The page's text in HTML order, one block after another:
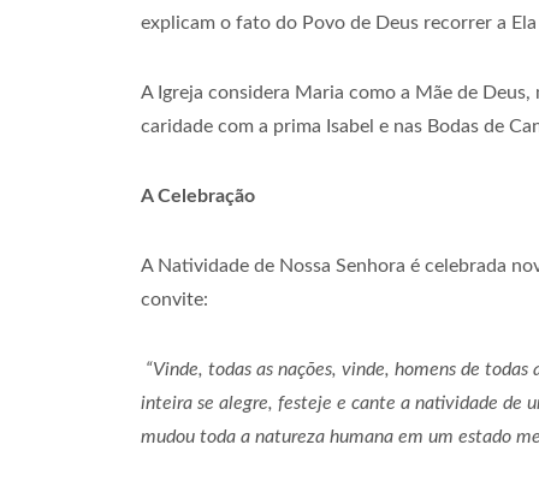
explicam o fato do Povo de Deus recorrer a
A Igreja considera Maria como a Mãe de
caridade com a prima Isabel e nas Bodas de
A Celebração
A Natividade de Nossa Senhora é celebrada
convite:
“Vinde, todas as nações, vinde, homens de
inteira se alegre, festeje e cante a natividade de
mudou toda a natureza humana em um estado